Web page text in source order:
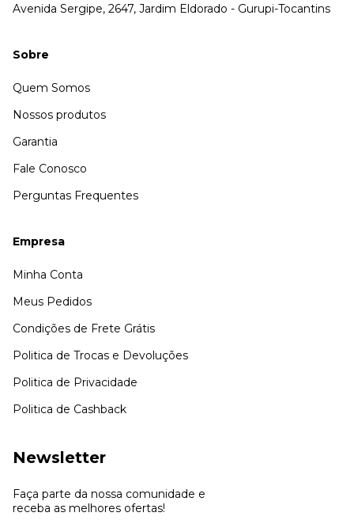
Avenida Sergipe, 2647, Jardim Eldorado - Gurupi-Tocantins
Sobre
Quem Somos
Nossos produtos
Garantia
Fale Conosco
Perguntas Frequentes
Empresa
Minha Conta
Meus Pedidos
Condições de Frete Grátis
Politica de Trocas e Devoluções
Politica de Privacidade
Politica de Cashback
Newsletter
Faça parte da nossa comunidade e
receba as melhores ofertas!